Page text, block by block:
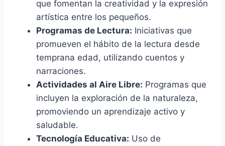
que fomentan la creatividad y la expresión
artística entre los pequeños.
Programas de Lectura: Iniciativas que
promueven el hábito de la lectura desde
temprana edad, utilizando cuentos y
narraciones.
Actividades al Aire Libre: Programas que
incluyen la exploración de la naturaleza,
promoviendo un aprendizaje activo y
saludable.
Tecnología Educativa: Uso de